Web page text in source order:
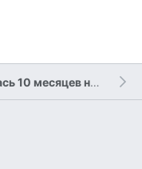
Последний раз редактировалась 10 месяцев назад